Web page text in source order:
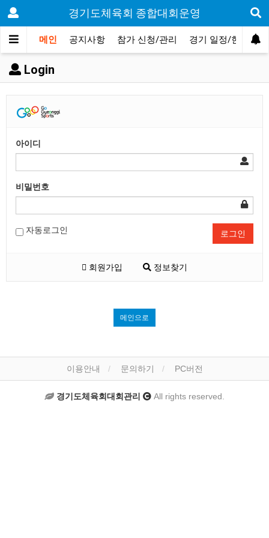
경기도체육회 종합대회운영
메인 공지사항 참가 신청/관리 경기 일정/현황
Login
아이디
비밀번호
자동로그인 로그인
회원가입 정보찾기
메인으로
이용안내 문의하기 PC버전
경기도체육회대회관리 All rights reserved.